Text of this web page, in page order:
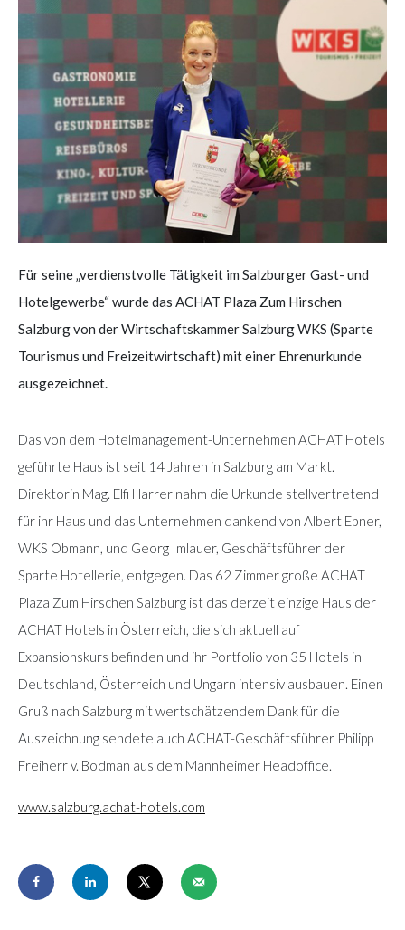
Für seine „verdienstvolle Tätigkeit im Salzburger Gast- und
Hotelgewerbe“ wurde das ACHAT Plaza Zum Hirschen
Salzburg von der Wirtschaftskammer Salzburg WKS (Sparte
Tourismus und Freizeitwirtschaft) mit einer Ehrenurkunde
ausgezeichnet.
Das von dem Hotelmanagement-Unternehmen ACHAT Hotels
geführte Haus ist seit 14 Jahren in Salzburg am Markt.
Direktorin Mag. Elfi Harrer nahm die Urkunde stellvertretend
für ihr Haus und das Unternehmen dankend von Albert Ebner,
WKS Obmann, und Georg Imlauer, Geschäftsführer der
Sparte Hotellerie, entgegen. Das 62 Zimmer große ACHAT
Plaza Zum Hirschen Salzburg ist das derzeit einzige Haus der
ACHAT Hotels in Österreich, die sich aktuell auf
Expansionskurs befinden und ihr Portfolio von 35 Hotels in
Deutschland, Österreich und Ungarn intensiv ausbauen. Einen
Gruß nach Salzburg mit wertschätzendem Dank für die
Auszeichnung sendete auch ACHAT-Geschäftsführer Philipp
Freiherr v. Bodman aus dem Mannheimer Headoffice.
www.salzburg.achat-hotels.com